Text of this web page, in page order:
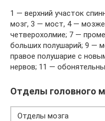
1 — верхний участок
мозг, 3 — мост, 4 —
четверохолмие; 7 —
больших полушарий; 9 —
правое полушарие с
нервов; 11 —
Отделы головного
Отделы мозга